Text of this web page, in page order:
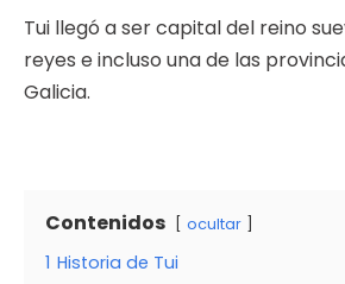
Tui llegó a ser capital del reino
reyes e incluso una de las
Galicia.
Contenidos ocultar
1 Historia de Tui